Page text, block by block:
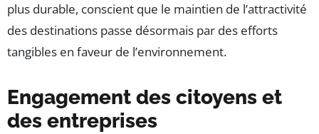
plus durable, conscient que le maintien de l’attractivité
des destinations passe désormais par des efforts
tangibles en faveur de l’environnement.
Engagement des citoyens et
des entreprises